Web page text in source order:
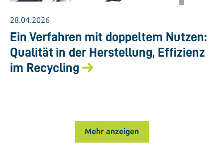
28.04.2026
Ein Verfahren mit doppeltem Nutzen:
Qualität in der Herstellung, Effizienz
im Recycling
Mehr anzeigen